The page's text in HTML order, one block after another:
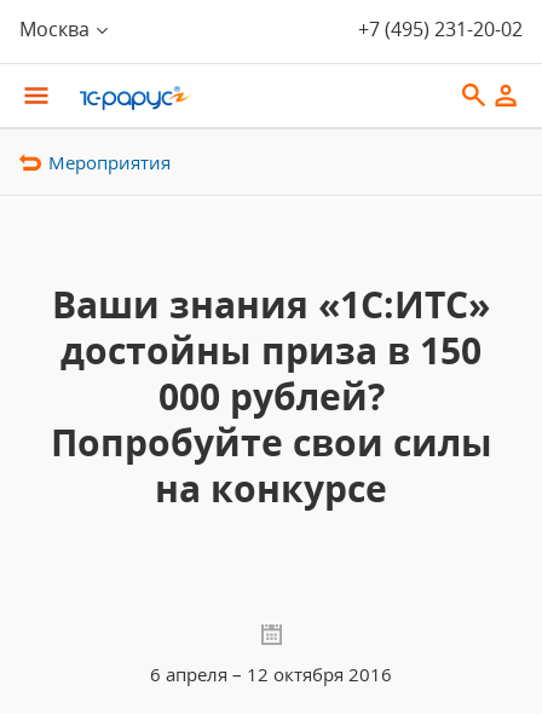
Москва +7 (495) 231-20-02
Мероприятия
Ваши знания «1С:ИТС»
достойны приза в 150
000 рублей?
Попробуйте свои силы
на конкурсе
6 апреля – 12 октября 2016